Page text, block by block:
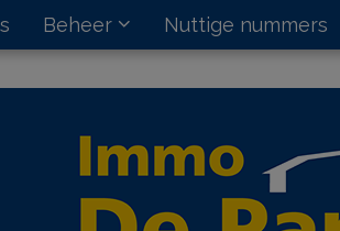
Beheer Nuttige nummers